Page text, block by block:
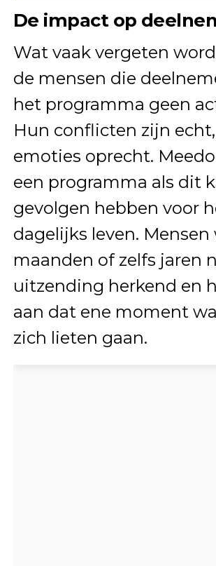
De impact op
Wat vaak vergeten
de mensen die
het programma geen
Hun conflicten zijn
emoties oprecht.
een programma als dit
gevolgen hebben voor
dagelijks leven. Mensen
maanden of zelfs jaren
uitzending herkend en
aan dat ene moment
zich lieten gaan.